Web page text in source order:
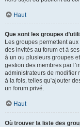
Haut
Que sont les groupes
Les groupes permettent
des invités au forum et à
à un ou plusieurs groupes
gestion des membres par
administrateurs de modifier
à la fois, telles qu’ajouter
un forum privé.
Haut
Où trouver la liste des